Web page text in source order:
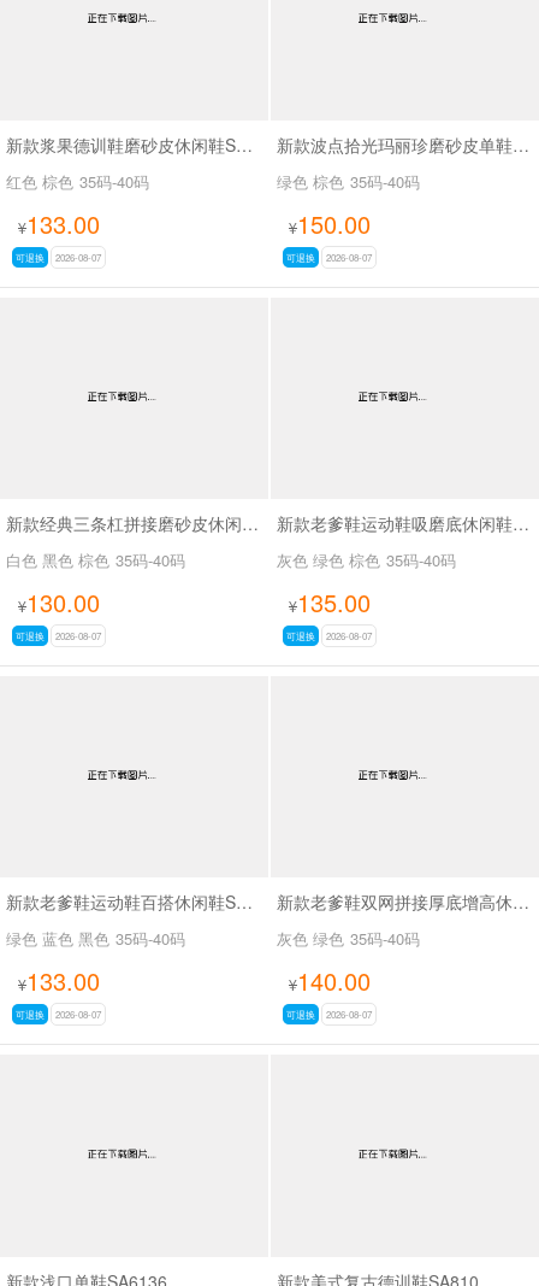
新款浆果德训鞋磨砂皮休闲鞋SA3706
红色 棕色 35码-40码
¥133.00
可退换 2026-08-07
新款波点拾光玛丽珍磨砂皮单鞋SA3066-3
绿色 棕色 35码-40码
¥150.00
可退换 2026-08-07
新款经典三条杠拼接磨砂皮休闲鞋SA2777
白色 黑色 棕色 35码-40码
¥130.00
可退换 2026-08-07
新款老爹鞋运动鞋吸磨底休闲鞋SA26776
灰色 绿色 棕色 35码-40码
¥135.00
可退换 2026-08-07
新款老爹鞋运动鞋百搭休闲鞋SA26775
绿色 蓝色 黑色 35码-40码
¥133.00
可退换 2026-08-07
新款老爹鞋双网拼接厚底增高休闲鞋SA9325
灰色 绿色 35码-40码
¥140.00
可退换 2026-08-07
新款浅口单鞋SA6136 新款美式复古德训鞋SA810